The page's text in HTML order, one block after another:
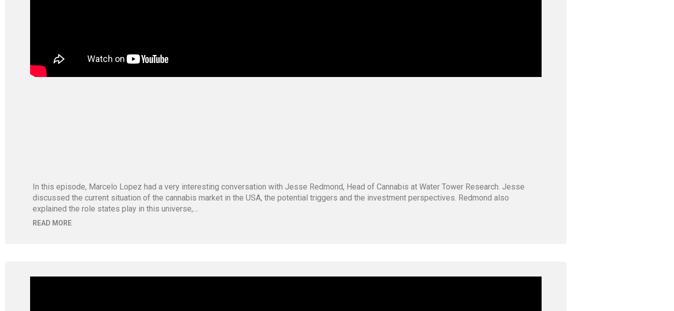
In this episode, Marcelo Lopez had a very interesting conversation with Jesse Redmond, Head of Cannabis at Water Tower Research. Jesse
discussed the current situation of the cannabis market in the USA, the potential triggers and the investment perspectives. Redmond also
explained the role states play in this universe,…
READ MORE